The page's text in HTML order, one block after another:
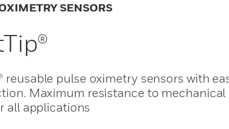
SENSORS
reusable pulse oximetry sensors with
Maximum resistance to
all applications